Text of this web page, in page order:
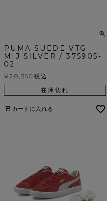
PUMA SUEDE VTG
MIJ SILVER / 375905-
02
¥ 20,350 税込
在庫切れ
カートに入れる